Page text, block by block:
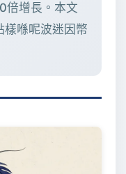
倍增長。本文
樣喺呢波迷因幣